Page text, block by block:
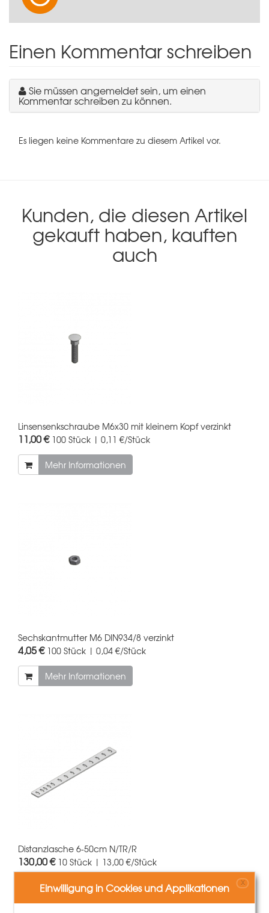
Einen Kommentar schreiben
Sie müssen angemeldet sein, um einen
Kommentar schreiben zu können.
Es liegen keine Kommentare zu diesem Artikel vor.
Kunden, die diesen Artikel
gekauft haben, kauften
auch
Linsensenkschraube M6x30 mit kleinem Kopf verzinkt
11,00 € 100 Stück | 0,11 €/Stück
Mehr Informationen
Sechskantmutter M6 DIN934/8 verzinkt
4,05 € 100 Stück | 0,04 €/Stück
Mehr Informationen
Distanzlasche 6-50cm N/TR/R
130,00 € 10 Stück | 13,00 €/Stück
Mehr Informationen
Einwilligung in Cookies und Applikationen X